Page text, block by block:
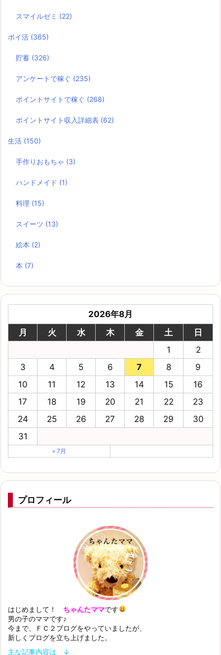
スマイルゼミ (22)
ポイ活 (365)
貯蓄 (326)
アンケートで稼ぐ (235)
ポイントサイトで稼ぐ (268)
ポイントサイト収入詳細表 (62)
生活 (150)
手作りおもちゃ (3)
ハンドメイド (1)
料理 (15)
スイーツ (13)
絵本 (2)
本 (7)
2026年8月
月
火 水 木 金 土
日
1
2
3
4 5 6 7 8
9
10
11 12 13 14 15
16
17
18 19 20 21 22
23
24
25 26 27 28 29
30
31
« 7月
プロフィール
はじめまして！ ちゃんたママです
男の子のママです♪
今まで、ＦＣ２ブログをやっていましたが、
新しくブログを立ち上げました。
主な記事内容は ↓